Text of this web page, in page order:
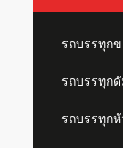
รถบรรทุก
รถบรรทุก
รถบรรทุก